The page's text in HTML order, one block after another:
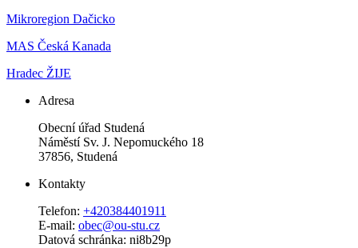
Mikroregion Dačicko
MAS Česká Kanada
Hradec ŽIJE
Adresa
Obecní úřad Studená
Náměstí Sv. J. Nepomuckého 18
37856, Studená
Kontakty
Telefon: +420384401911
E-mail: obec@ou-stu.cz
Datová schránka: ni8b29p